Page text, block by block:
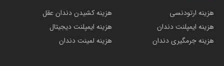
هزینه ارتودنسی
هزینه کشیدن دندان عقل
هزینه ایمپلنت دندان
هزینه ایمپلنت دیجیتال
هزینه جرمگیری دندان
هزینه لمینت دندان